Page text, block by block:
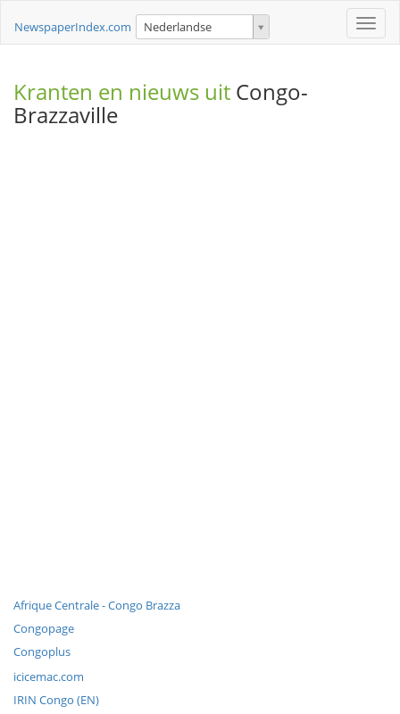
Toggle
NewspaperIndex.com Nederlandse
Kranten en nieuws uit Congo-
Brazzaville
Afrique Centrale - Congo Brazza
Congopage
Congoplus
icicemac.com
IRIN Congo (EN)